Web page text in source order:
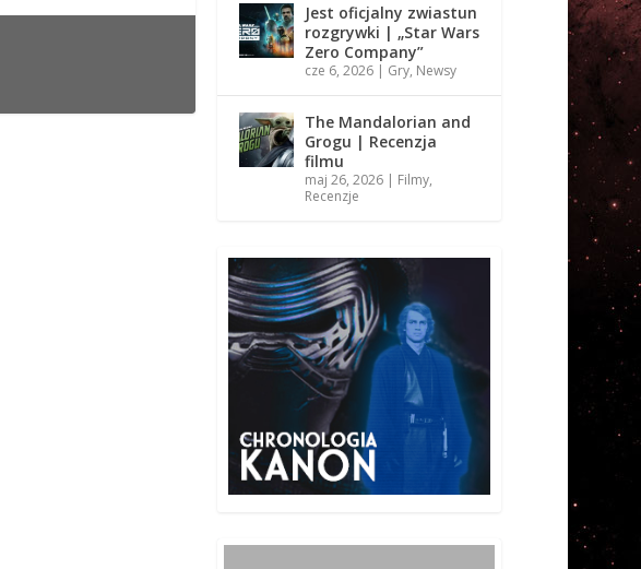
Jest oficjalny zwiastun
rozgrywki | „Star Wars
Zero Company”
cze 6, 2026 | Gry, Newsy
The Mandalorian and
Grogu | Recenzja
filmu
maj 26, 2026 | Filmy,
Recenzje